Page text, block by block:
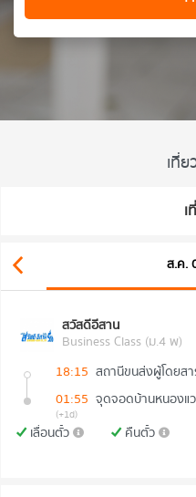
เที่
เ
ส.ค.
สวัสดีอีสาน
Business Class (ม.4 พ)
18:15 สถานีขนส่งผู้โดยส
01:55 จุดจอดบ้านหนองแ
(+1d)
เลื่อนตั๋ว คืนตั๋ว